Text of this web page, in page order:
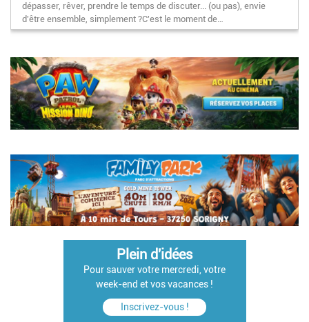
dépasser, rêver, prendre le temps de discuter... (ou pas), envie
d'être ensemble, simplement ?C'est le moment de…
Plein d'idées
Pour sauver votre mercredi, votre
week-end et vos vacances !
Inscrivez-vous !